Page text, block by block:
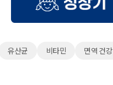
유산균 비타민 면역 건강